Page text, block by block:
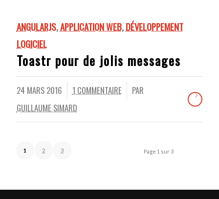
ANGULARJS,APPLICATION WEB,DÉVELOPPEMENT
LOGICIEL
Toastr pour de jolis messages
24 MARS 2016 1 COMMENTAIRE
PAR
GUILLAUME SIMARD
Page 1 sur 3
1 2 3